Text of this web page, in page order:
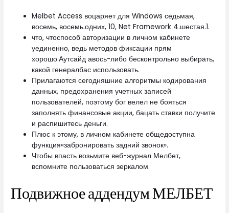
Melbet Access воцаряет для Windows седьмая,
восемь, восемь.одних, 10, Net Framework 4.шестая.1.
что, чтоспособ авторизации в личном кабинете
уединенно, ведь методов фиксации прям
хорошо.Аутсайд авось-либо бесконтрольно выбирать,
какой генералбас использовать.
Прилагаются сегодняшние алгоритмы кодирования
данных, предохранения учетных записей
пользователей, поэтому бог велел не бояться
заполнять финансовые акции, бацать ставки получите
и распишитесь деньги.
Плюс к этому, в личном кабинете общедоступна
функция«забронировать задний звонок».
Чтобы впасть возьмите веб-журнал Мелбет,
вспомните пользоваться зеркалом.
Подвижное аддендум МЕЛБЕТ